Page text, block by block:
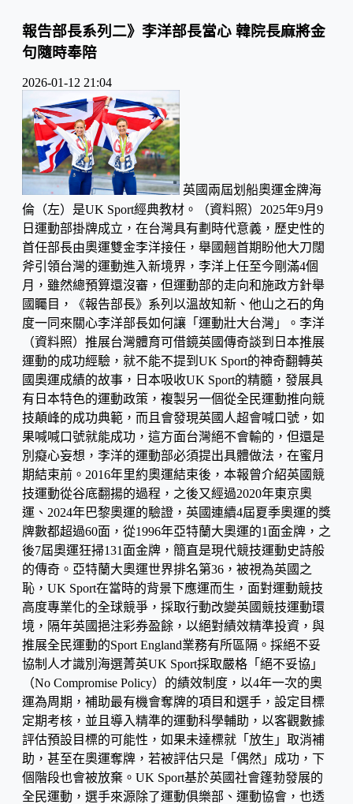
報告部長系列二》李洋部長當心 韓院長麻將金
句隨時奉陪
2026-01-12 21:04
英國兩屆划船奧運金牌海
倫（左）是UK Sport經典教材。（資料照）2025年9月9
日運動部掛牌成立，在台灣具有劃時代意義，歷史性的
首任部長由奧運雙金李洋接任，舉國翹首期盼他大刀闊
斧引領台灣的運動進入新境界，李洋上任至今剛滿4個
月，雖然總預算還沒審，但運動部的走向和施政方針舉
國矚目，《報告部長》系列以溫故知新、他山之石的角
度一同來關心李洋部長如何讓「運動壯大台灣」。李洋
（資料照）推展台灣體育可借鏡英國傳奇談到日本推展
運動的成功經驗，就不能不提到UK Sport的神奇翻轉英
國奧運成績的故事，日本吸收UK Sport的精髓，發展具
有日本特色的運動政策，複製另一個從全民運動推向競
技顛峰的成功典範，而且會發現英國人超會喊口號，如
果喊喊口號就能成功，這方面台灣絕不會輸的，但還是
別癡心妄想，李洋的運動部必須提出具體做法，在蜜月
期結束前。2016年里約奧運結束後，本報曾介紹英國競
技運動從谷底翻揚的過程，之後又經過2020年東京奧
運、2024年巴黎奧運的驗證，英國連續4屆夏季奧運的獎
牌數都超過60面，從1996年亞特蘭大奧運的1面金牌，之
後7屆奧運狂掃131面金牌，簡直是現代競技運動史詩般
的傳奇。亞特蘭大奧運世界排名第36，被視為英國之
恥，UK Sport在當時的背景下應運而生，面對運動競技
高度專業化的全球競爭，採取行動改變英國競技運動環
境，隔年英國挹注彩券盈餘，以絕對績效精準投資，與
推展全民運動的Sport England業務有所區隔。採絕不妥
協制人才識別海選菁英UK Sport採取嚴格「絕不妥協」
（No Compromise Policy）的績效制度，以4年一次的奧
運為周期，補助最有機會奪牌的項目和選手，設定目標
定期考核，並且導入精準的運動科學輔助，以客觀數據
評估預設目標的可能性，如果未達標就「放生」取消補
助，甚至在奧運奪牌，若被評估只是「偶然」成功，下
個階段也會被放棄。UK Sport基於英國社會篷勃發展的
全民運動，選手來源除了運動俱樂部、運動協會，也透